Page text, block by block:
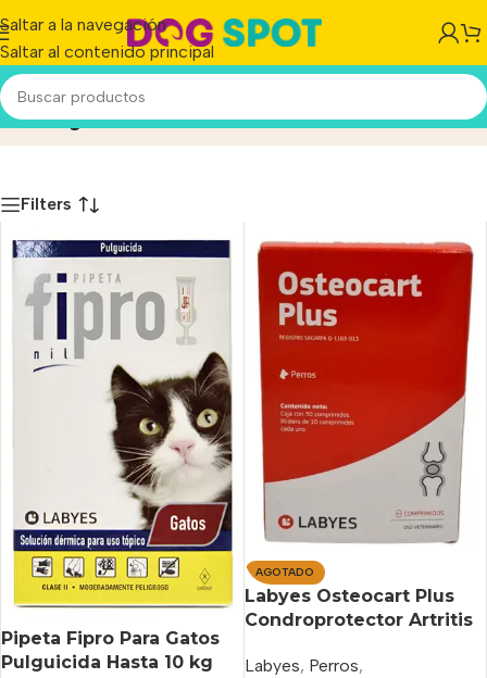
Saltar a la navegación
Saltar al contenido principal
LabyesInicio/Producto
Filters
Pipeta Fipro Para Gatos
Pulguicida Hasta 10 kg
AGOTADO
Labyes Osteocart Plus
Condroprotector Artritis
Labyes, Perros,